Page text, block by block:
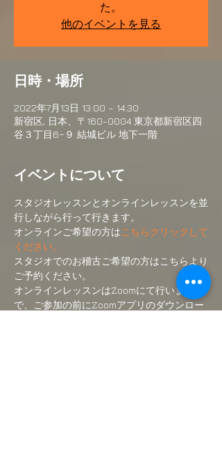
た。
他のイベントを見る
日時・場所
2022年7月13日 13:00 – 14:30
新宿区, 日本、〒160-0004 東京都新宿区四
谷３丁目6−９ 結城ビル 地下一階
イベントについて
スタジオレッスンとオンラインレッスンを並
行しながら行って行きます。
オンラインご希望の方は こちらクリックして
ください。
スタジオでのお稽古ご希望の方はこちらより
ご予約ください。
オンラインレッスンはZoomにて行いますの
で、ご参加の前にZoomアプリのダウンロー